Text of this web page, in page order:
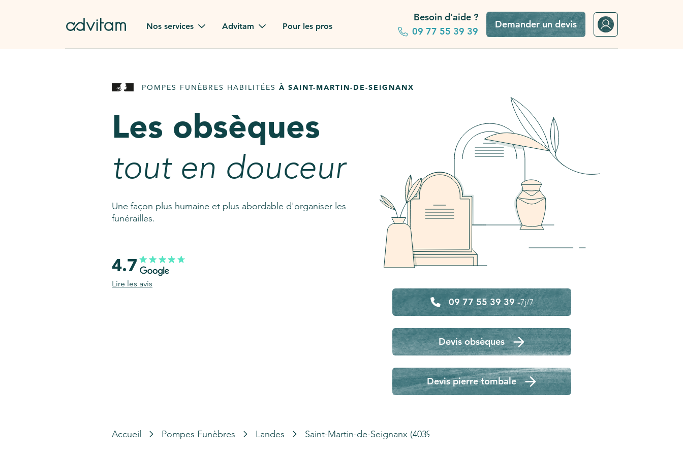
Nos services
Rapatriement à
Pierre tombale
AssistGPT
Nos services en plus
Advitam
Advitam dans la presse
Consultez notre FAQ
Pour les pros
Besoin d'aide ?
09 77 55 39 39
Demander un devis
POMPES FUNÈBRES HABILITÉES À SAINT-MARTIN-DE-SEIGNANX
Les obsèques
tout en douceur
Une façon plus humaine et plus abordable d'organiser les
funérailles.
09 77 55 39 39 -7j/7
Devis obsèques
Devis pierre tombale
4.7
Lire les avis
Accueil Pompes Funèbres Landes Saint-Martin-de-Seignanx (40390)